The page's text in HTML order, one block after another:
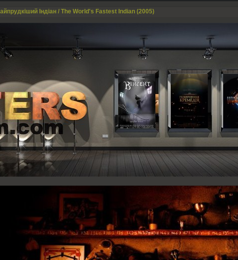
Індіан / The World's Fastest Indian (2005)